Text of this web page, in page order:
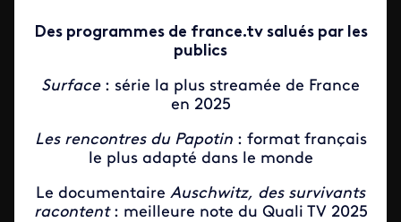
Des programmes de france.tv salués par les
publics
Surface : série la plus streamée de France
en 2025
Les rencontres du Papotin: format français
le plus adapté dans le monde
Le documentaire Auschwitz, des survivants
racontent: meilleure note du Quali TV 2025